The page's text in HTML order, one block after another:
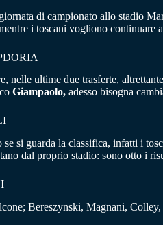
di campionato allo stadio
i toscani vogliono continuare
nelle ultime due trasferte,
Giampaolo, adesso bisogna
se si guarda la classifica, infatti i
dal proprio stadio: sono otto i
Bereszynski, Magnani,